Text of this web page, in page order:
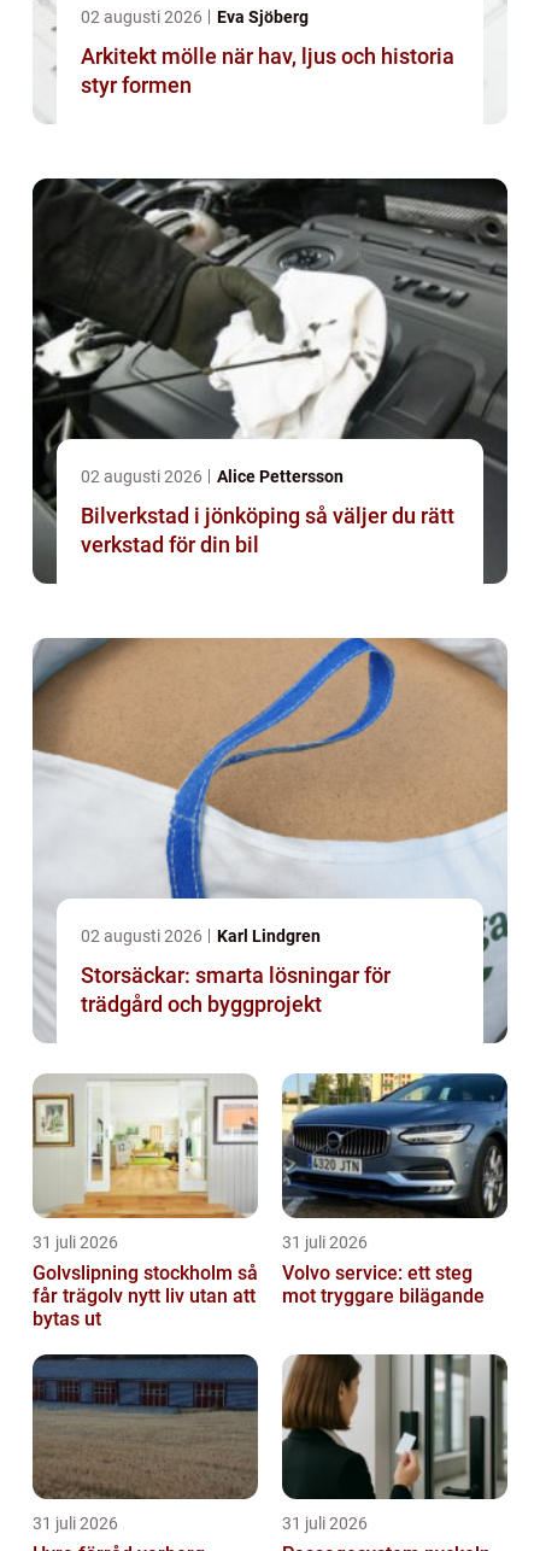
02 augusti 2026 Eva Sjöberg
Arkitekt mölle när hav, ljus och historia
styr formen
02 augusti 2026 Alice Pettersson
Bilverkstad i jönköping så väljer du rätt
verkstad för din bil
02 augusti 2026 Karl Lindgren
Storsäckar: smarta lösningar för
trädgård och byggprojekt
31 juli 2026
Golvslipning stockholm så
får trägolv nytt liv utan att
bytas ut
31 juli 2026
Volvo service: ett steg
mot tryggare bilägande
31 juli 2026 31 juli 2026